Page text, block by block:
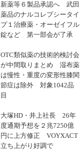
新薬等６製品承認へ 武田
薬品のナルコレプシータイ
プ１治療薬・オーゼイフル
錠など 第一部会が了承
OTC類似薬の技術的検討会
が中間取りまとめ 湿布薬
は慢性・重度の変形性膝関
節症は除外 対象1042品
目
大塚HD・井上社長 26年
度通期予想を２兆7250億
円に上方修正 VOYXACT
立ち上がり好調で